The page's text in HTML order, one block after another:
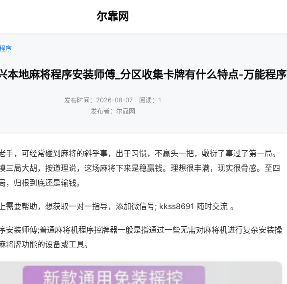
尔靠网
序
本地麻将程序安装师傅_分区收集卡牌有什么特点-万能程序
发布时间：2026-08-07｜阅读：1
发布者：尔靠网
手，可经常碰到麻将的斜乎事，出于习惯，不赢头一把，敷衍了事过了第一局。
三局大胡，按道理说，这场麻将下来是稳赢钱。理想很丰满，现实很骨感。至四
，归根到底还是输钱。
需要帮助，想获取一对一指导，添加微信号; kkss8691 随时交流 。
安装师傅;普通麻将机程序控牌器一般是指通过一些无需对麻将机进行复杂安装操
将牌功能的设备或工具。